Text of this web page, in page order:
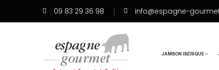
09 83 29 36 98 info@espagne-
JAMBON IBÉRIQUE